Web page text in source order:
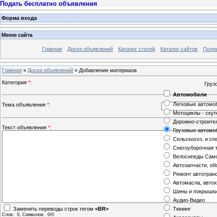
Подать бесплатно объявления
Форма входа
Меню сайта
Главная Доска объявлений Каталог статей Каталог сайтов
Главная » Доска объявлений » Добавление материала
Категория *:
Автомобили
Легковые
Мотоциклы -
Дорожно-
Грузовые
Сельскохоз. и
Снегоуборочная
Велосипеды
Автозапчасти,
Ремонт
Автомасла,
Шины и
Аудио-Видео
Тюнинг
Тема объявления *:
Текст объявления *:
Заменять переводы строк тегом <BR>
Слов: 0 , Символов: 0/0